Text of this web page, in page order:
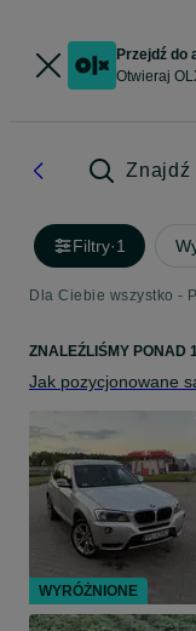
Przejdź do
Otwieraj
Znajdź
Filtry·1
Dla Ciebie wszystko -
ZNALEŹLIŚMY PONAD
Jak pozycjonowane
WYRÓŻNIONE